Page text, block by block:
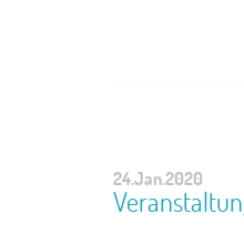
24.Jan.2020